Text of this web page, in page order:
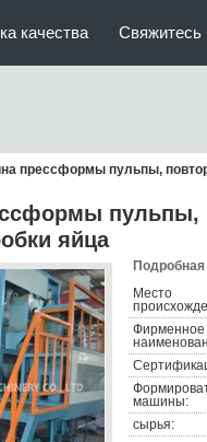
качества
прессформы пульпы,
пульпы,
яйца
Место
Фирменное
машины:
сырья: